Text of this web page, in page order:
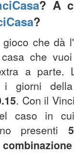
? A
?
che dà
che
a parte.
giorni della
. Con il
caso in
presenti
combinazione